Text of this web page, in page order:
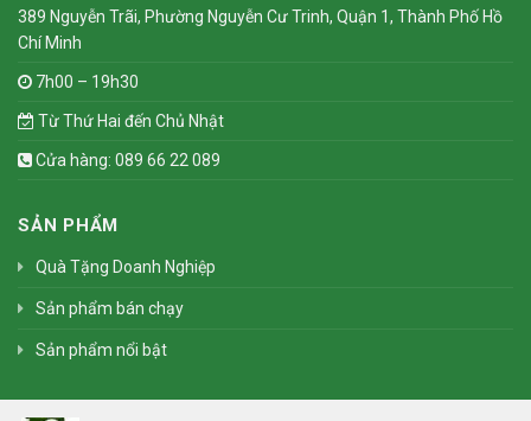
389 Nguyễn Trãi, Phường Nguyễn Cư Trinh, Quận 1, Thành Phố Hồ
Chí Minh
7h00 – 19h30
Từ Thứ Hai đến Chủ Nhật
Cửa hàng: 089 66 22 089
SẢN PHẨM
Quà Tặng Doanh Nghiệp
Sản phẩm bán chạy
Sản phẩm nổi bật